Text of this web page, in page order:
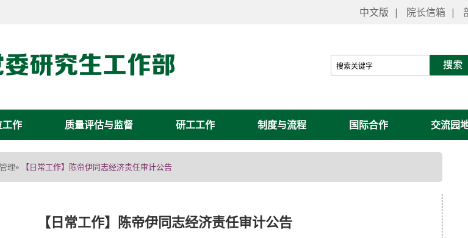
中文版 | 院长信箱 |
工作 质量评估与监督 研工工作 制度与流程 国际合作 交流园
理» 【日常工作】陈帝伊同志经济责任审计公告
【日常工作】陈帝伊同志经济责任审计公告